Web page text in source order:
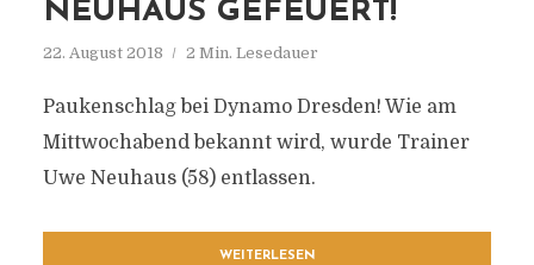
NEUHAUS GEFEUERT!
22. August 2018 2 Min. Lesedauer
Paukenschlag bei Dynamo Dresden! Wie am
Mittwochabend bekannt wird, wurde Trainer
Uwe Neuhaus (58) entlassen.
WEITERLESEN